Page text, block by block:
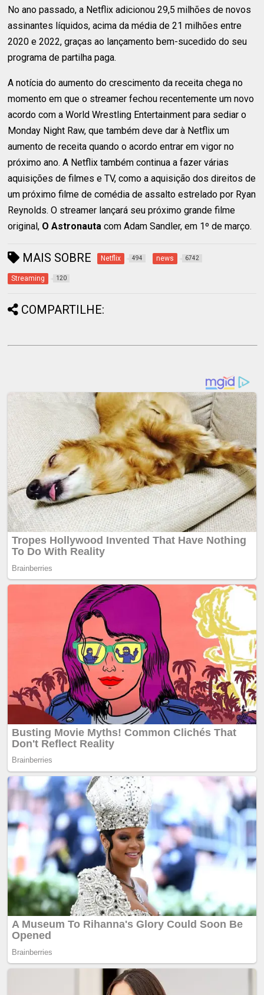
No ano passado, a Netflix adicionou 29,5 milhões de novos
assinantes líquidos, acima da média de 21 milhões entre
2020 e 2022, graças ao lançamento bem-sucedido do seu
programa de partilha paga.
A notícia do aumento do crescimento da receita chega no
momento em que o streamer fechou recentemente um novo
acordo com a World Wrestling Entertainment para sediar o
Monday Night Raw, que também deve dar à Netflix um
aumento de receita quando o acordo entrar em vigor no
próximo ano. A Netflix também continua a fazer várias
aquisições de filmes e TV, como a aquisição dos direitos de
um próximo filme de comédia de assalto estrelado por Ryan
Reynolds. O streamer lançará seu próximo grande filme
original, O Astronautacom Adam Sandler, em 1º de março.
MAIS SOBRE Netflix 494 news 6742
Streaming 120
COMPARTILHE: